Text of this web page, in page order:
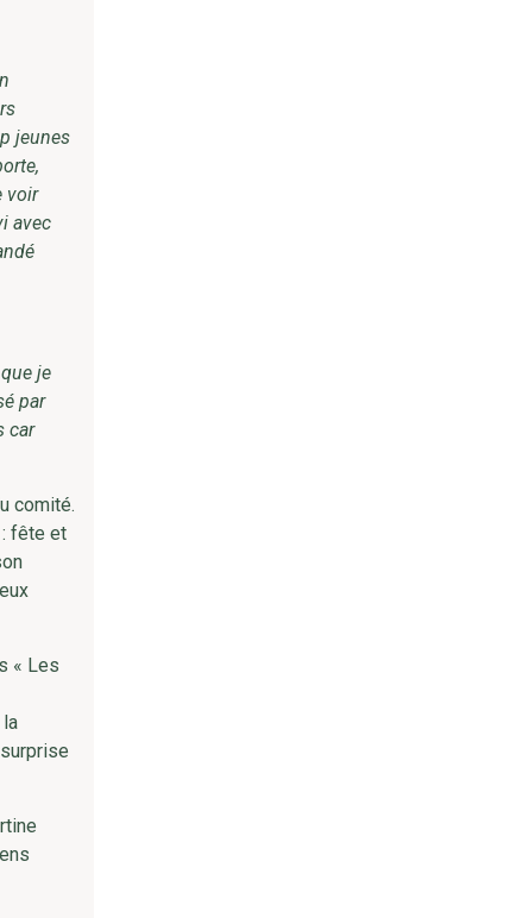
jeunes
voir
avec
je
par
car
comité.
fête et
« Les
la